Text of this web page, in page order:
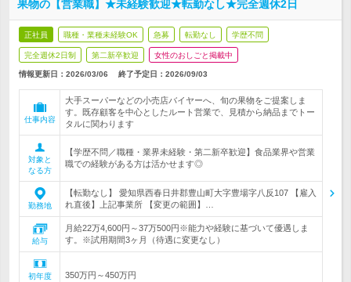
果物の【営業職】★未経験歓迎★転勤なし★完全週休2日
正社員 職種・業種未経験OK 急募 転勤なし 学歴不問
完全週休2日制 第二新卒歓迎 女性のおしごと掲載中
情報更新日：2026/03/06 終了予定日： 2026/09/03
仕事内容
大手スーパーなどの小売店バイヤーへ、旬の果物をご提案しま
す。既存顧客を中心としたルート営業で、見積から納品までトー
タルに関わります
対象と
なる方
【学歴不問／職種・業界未経験・第二新卒歓迎】食品業界や営業
職での経験がある方は活かせます◎
勤務地
【転勤なし】 愛知県西春日井郡豊山町大字豊場字八反107 【雇入
れ直後】上記事業所 【変更の範囲】…
給与
月給22万4,600円～37万500円※能力や経験に基づいて優遇しま
す。※試用期間3ヶ月（待遇に変更なし）
初年度
350万円～450万円